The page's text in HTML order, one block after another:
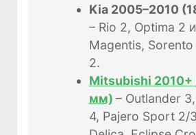
Kia 2005–2010
– Rio 2, Optima 2
Magentis,
2.
Mitsubishi
мм) – Outlander
4, Pajero Sport 2/